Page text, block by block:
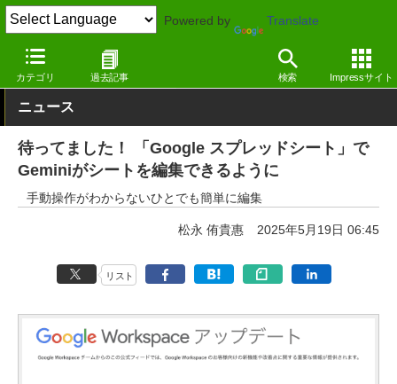
Powered by Translate
カテゴリ 過去記事 検索 Impressサイト
窓の杜 生成AI 文章生成
ニュース
待ってました！ 「Google スプレッドシート」で
Geminiがシートを編集できるように
手動操作がわからないひとでも簡単に編集
松永 侑貴惠 2025年5月19日 06:45
リスト